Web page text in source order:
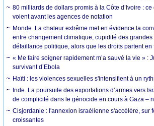
80 milliards de dollars promis à la Côte d’Ivoire :
voient avant les agences de notation
Monde. La chaleur extrême met en évidence la
entre changement climatique, cupidité des
défaillance politique, alors que les droits partent en
« Me faire soigner rapidement m’a sauvé la vie » :
survivant d’Ebola
Haïti : les violences sexuelles s'intensifient à un
Inde. La poursuite des exportations d’armes vers
de complicité dans le génocide en cours à Gaza –
Cisjordanie : l'annexion israélienne s'accélère, sur
croissantes